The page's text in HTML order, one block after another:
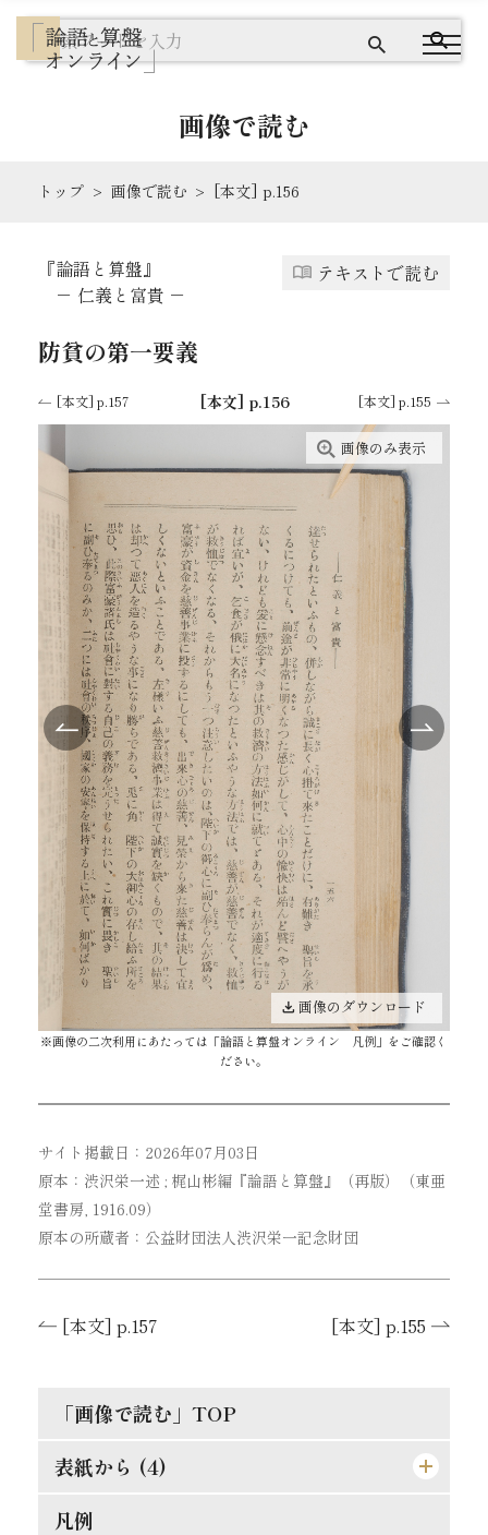
テキストで読む
画像で読む
ワードクラウドで探す
出典を読む
TEI/XML公開
オンライン凡例
このサイトについて
サイトマップ
画像で読む
トップ 画像で読む [本文] p.156
『論語と算盤』
－ 仁義と富貴 －
テキストで読む
防貧の第一要義
[本文] p.157 [本文] p.156 [本文] p.155
画像のみ表示
画像のダウンロード
※画像の二次利用にあたっては「論語と算盤オンライン 凡例 」をご確認く
ださい。
原本：渋沢栄一述 ; 梶山彬編『論語と算盤』（再版）（東亜
堂書房, 1916.09）
原本の所蔵者：公益財団法人渋沢栄一記念財団
サイト掲載日：2026年07月03日
[本文] p.157 [本文] p.155
「画像で読む」TOP
表紙から (4)
[表紙]
凡例